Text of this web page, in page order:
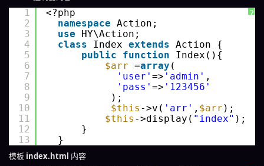
?
1
2
3
4
5
6
7
8
9
10
11
12
13
<?php
namespace Action;
use
HY\Action;
class
Index extends Action {
public
function
Index(){
$arr =array (
'user' => 'admin' ,
'pass' => '123456'
);
$this ->v( 'arr' , $arr );
$this ->display( "index" );
}
}
模板 index.html 内容